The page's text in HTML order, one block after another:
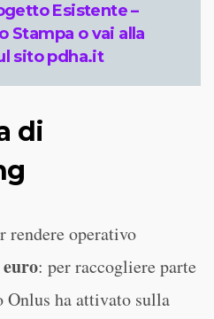
Esistente –
Stampa o vai alla
sitopdha.it
di
rendere operativo
: per raccogliere parte
Onlus ha attivato sulla